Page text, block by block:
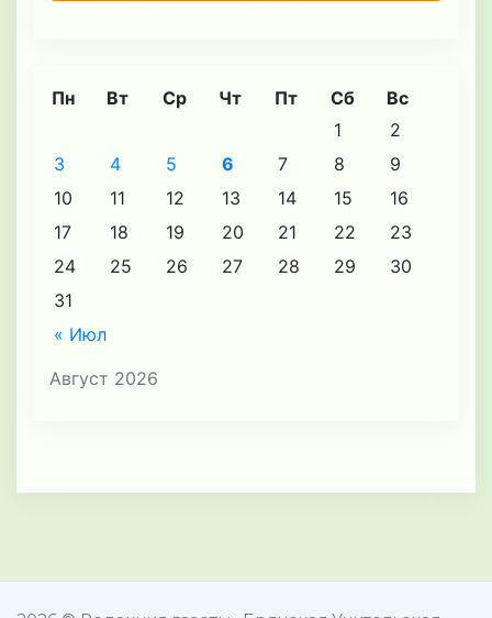
Август 2026
Пн Вт Ср Чт Пт Сб Вс
« Июл
1
2
3
4 5 6 7 8
9
10
11 12 13 14 15
16
17
18 19 20 21 22
23
24
25 26 27 28 29
30
31